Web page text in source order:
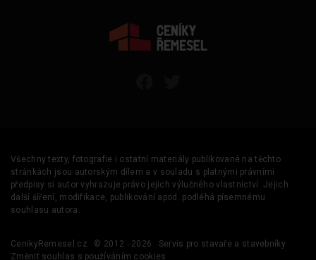
Všechny texty, fotografie i ostatní materiály publikované na těchto
stránkách jsou autorským dílem a v souladu s platnými právními
předpisy si autor vyhrazuje právo jejich výlučného vlastnictví. Jejich
další šíření, modifikace, publikování apod. podléhá písemnému
souhlasu autora.
CenikyRemesel.cz © 2012 - 2026
Servis pro stavaře a stavebníky
Změnit souhlas s používáním cookies